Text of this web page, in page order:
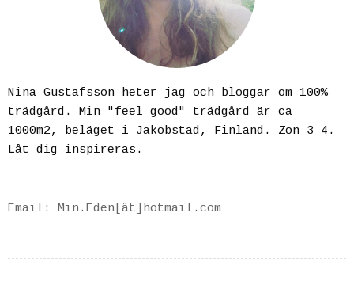
Nina Gustafsson heter jag och bloggar om 100%
trädgård. Min "feel good" trädgård är ca
1000m2, beläget i Jakobstad, Finland. Zon 3-4.
Låt dig inspireras.
Email: Min.Eden[ät]hotmail.com